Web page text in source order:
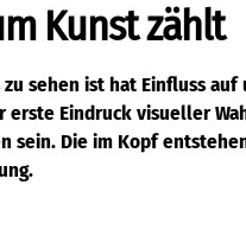
Kunst zählt
sehen ist hat Einfluss
erste Eindruck visueller
sein. Die im Kopf